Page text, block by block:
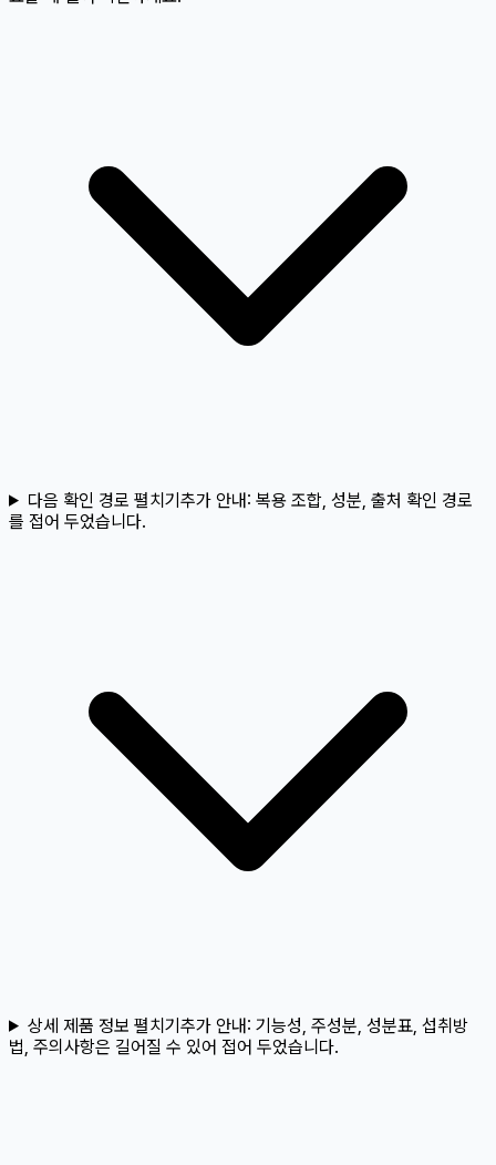
다음 확인 경로 펼치기추가 안내: 복용 조합, 성분, 출처 확인 경로
를 접어 두었습니다.
상세 제품 정보 펼치기추가 안내: 기능성, 주성분, 성분표, 섭취방
법, 주의사항은 길어질 수 있어 접어 두었습니다.